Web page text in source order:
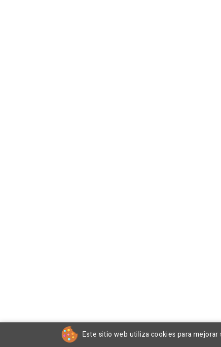
Este sitio web utiliza cookies para